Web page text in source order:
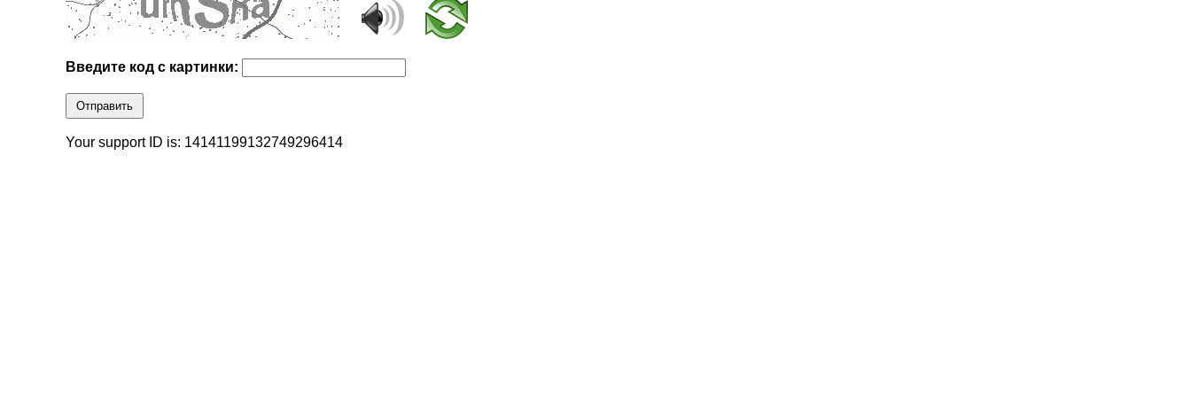
Введите код с картинки:
Отправить
Your support ID is: 14141199132749296414